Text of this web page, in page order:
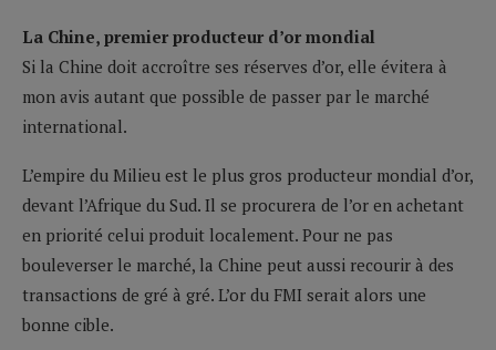
La Chine, premier producteur d’or mondial
Si la Chine doit accroître ses réserves d’or, elle évitera à
mon avis autant que possible de passer par le marché
international.
L’empire du Milieu est le plus gros producteur mondial d’or,
devant l’Afrique du Sud. Il se procurera de l’or en achetant
en priorité celui produit localement. Pour ne pas
bouleverser le marché, la Chine peut aussi recourir à des
transactions de gré à gré. L’or du FMI serait alors une
bonne cible.